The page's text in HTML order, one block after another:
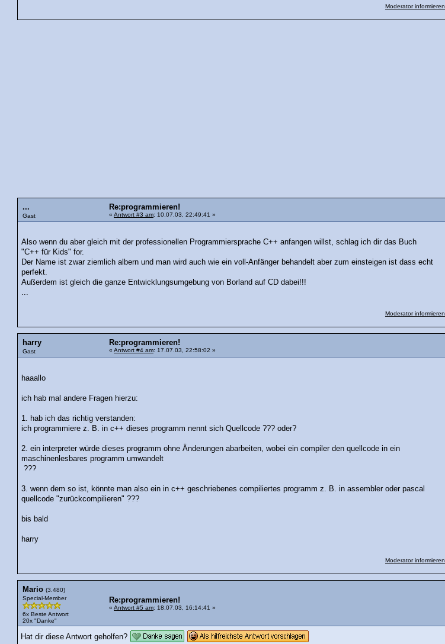
Moderator informieren
...
Gast
Re:programmieren!
« Antwort #3 am: 10.07.03, 22:49:41 »
Also wenn du aber gleich mit der professionellen Programmiersprache C++ anfangen willst, schlag ich dir das Buch
"C++ für Kids" for.
Der Name ist zwar ziemlich albern und man wird auch wie ein voll-Anfänger behandelt aber zum einsteigen ist dass echt
perfekt.
Außerdem ist gleich die ganze Entwicklungsumgebung von Borland auf CD dabei!!!
...
Moderator informieren
harry
Gast
Re:programmieren!
« Antwort #4 am: 17.07.03, 22:58:02 »
haaallo
ich hab mal andere Fragen hierzu:
1. hab ich das richtig verstanden:
ich programmiere z. B. in c++ dieses programm nennt sich Quellcode ??? oder?
2. ein interpreter würde dieses programm ohne Änderungen abarbeiten, wobei ein compiler den quellcode in ein
maschinenlesbares programm umwandelt
???
3. wenn dem so ist, könnte man also ein in c++ geschriebenes compiliertes programm z. B. in assembler oder pascal
quellcode "zurückcompilieren" ???
bis bald
harry
Moderator informieren
Mario (3.480)
Special-Member
6x Beste Antwort
20x "Danke"
Re:programmieren!
« Antwort #5 am: 18.07.03, 16:14:41 »
Hat dir diese Antwort geholfen?